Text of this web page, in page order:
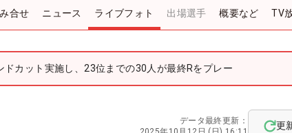
合せ ニュース ライブフォト 出場選手 概要など TV
カット実施し、23位までの30人が最終Rをプレー
データ最終更新：
更